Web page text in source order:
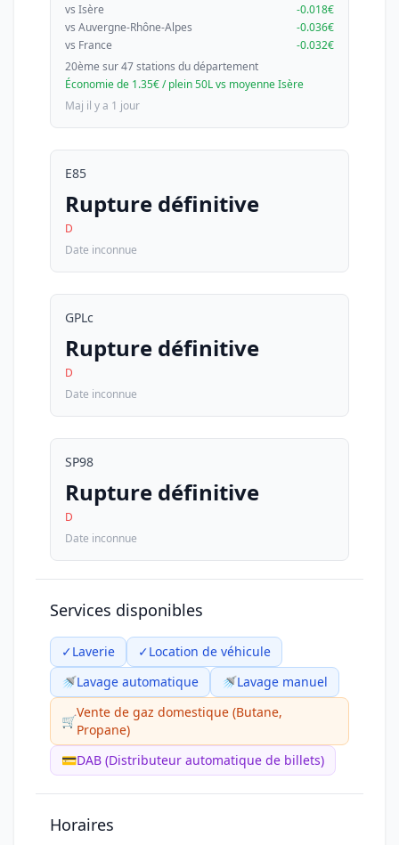
vs Isère
-0.018€
vs Auvergne-Rhône-Alpes
-0.036€
vs France
-0.032€
20ème sur 47 stations du département
Économie de 1.35€ / plein 50L vs moyenne Isère
Maj il y a 1 jour
E85
Rupture définitive
D
Date inconnue
GPLc
Rupture définitive
D
Date inconnue
SP98
Rupture définitive
D
Date inconnue
Services disponibles
✓Laverie ✓Location de véhicule
🚿Lavage automatique 🚿Lavage manuel
🛒
Vente de gaz domestique (Butane,
Propane)
💳DAB (Distributeur automatique de billets)
Horaires